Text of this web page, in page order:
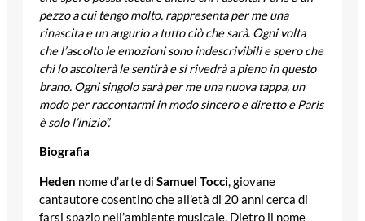
pezzo a cui tengo molto, rappresenta per me una
rinascita e un augurio a tutto ciò che sarà. Ogni volta
che l’ascolto le emozioni sono indescrivibili e spero che
chi lo ascolterà le sentirà e si rivedrà a pieno in questo
brano. Ogni singolo sarà per me una nuova tappa, un
modo per raccontarmi in modo sincero e diretto e Paris
è solo l’inizio”.
Biografia
Heden nome d’arte di Samuel Tocci, giovane
cantautore cosentino che all’età di 20 anni cerca di
farsi spazio nell’ambiente musicale. Dietro il nome